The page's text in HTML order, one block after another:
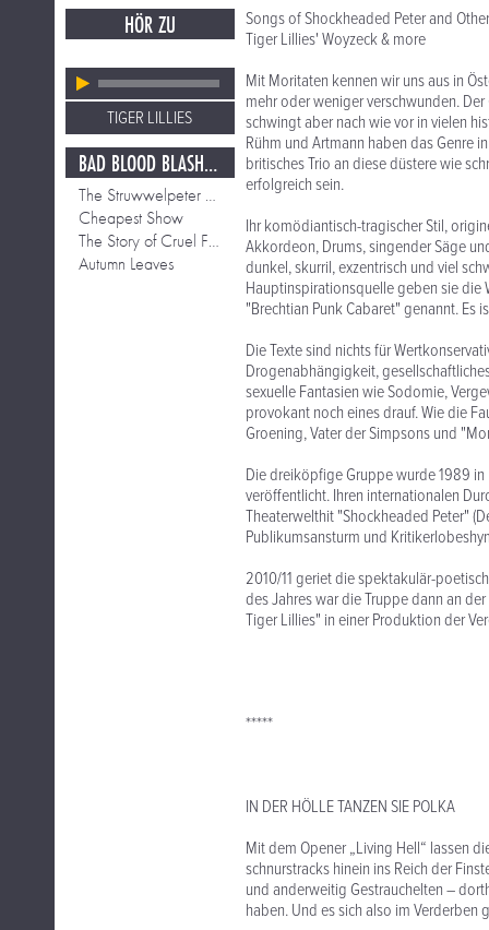
HÖR ZU
TIGER LILLIES
BAD BLOOD BLASHPEMIE & CIRCUS
The Struwwelpeter Overture
Cheapest Show
The Story of Cruel Frederick
Autumn Leaves
Songs of Shockheaded Peter and
Tiger Lillies' Woyzeck & more
Mit Moritaten kennen wir uns aus in
mehr oder weniger verschwunden.
schwingt aber nach wie vor in vielen
Rühm und Artmann haben das Genre
britisches Trio an diese düstere wie
erfolgreich sein.
Ihr komödiantisch-tragischer Stil,
Akkordeon, Drums, singender Säge
dunkel, skurril, exzentrisch und viel
Hauptinspirationsquelle geben sie die
"Brechtian Punk Cabaret" genannt. Es
Die Texte sind nichts für
Drogenabhängigkeit,
sexuelle Fantasien wie Sodomie,
provokant noch eines drauf. Wie die
Groening, Vater der Simpsons und
Die dreiköpfige Gruppe wurde 1989
veröffentlicht. Ihren internationalen
Theaterwelthit "Shockheaded Peter"
Publikumsansturm und
2010/11 geriet die spektakulär-
des Jahres war die Truppe dann an
Tiger Lillies" in einer Produktion der
*****
IN DER HÖLLE TANZEN SIE POLKA
Mit dem Opener „Living Hell“ lassen
schnurstracks hinein ins Reich der
und anderweitig Gestrauchelten –
haben. Und es sich also im Verderben